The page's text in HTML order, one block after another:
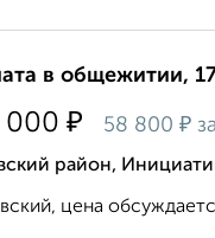
в общежитии,
000 ₽ 58 800 ₽
район,
цена